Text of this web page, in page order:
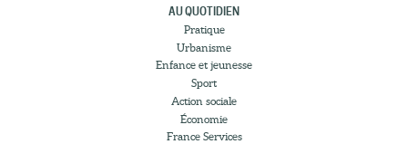
AU QUOTIDIEN
Pratique
Urbanisme
Enfance et jeunesse
Sport
Action sociale
Économie
France Services